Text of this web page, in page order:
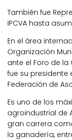
También fue
IPCVA hasta
En el área
Organización
ante el Foro de la
fue su presidente
Federación de
Es uno de los
agroindustrial de
gran carrera
la ganadería,